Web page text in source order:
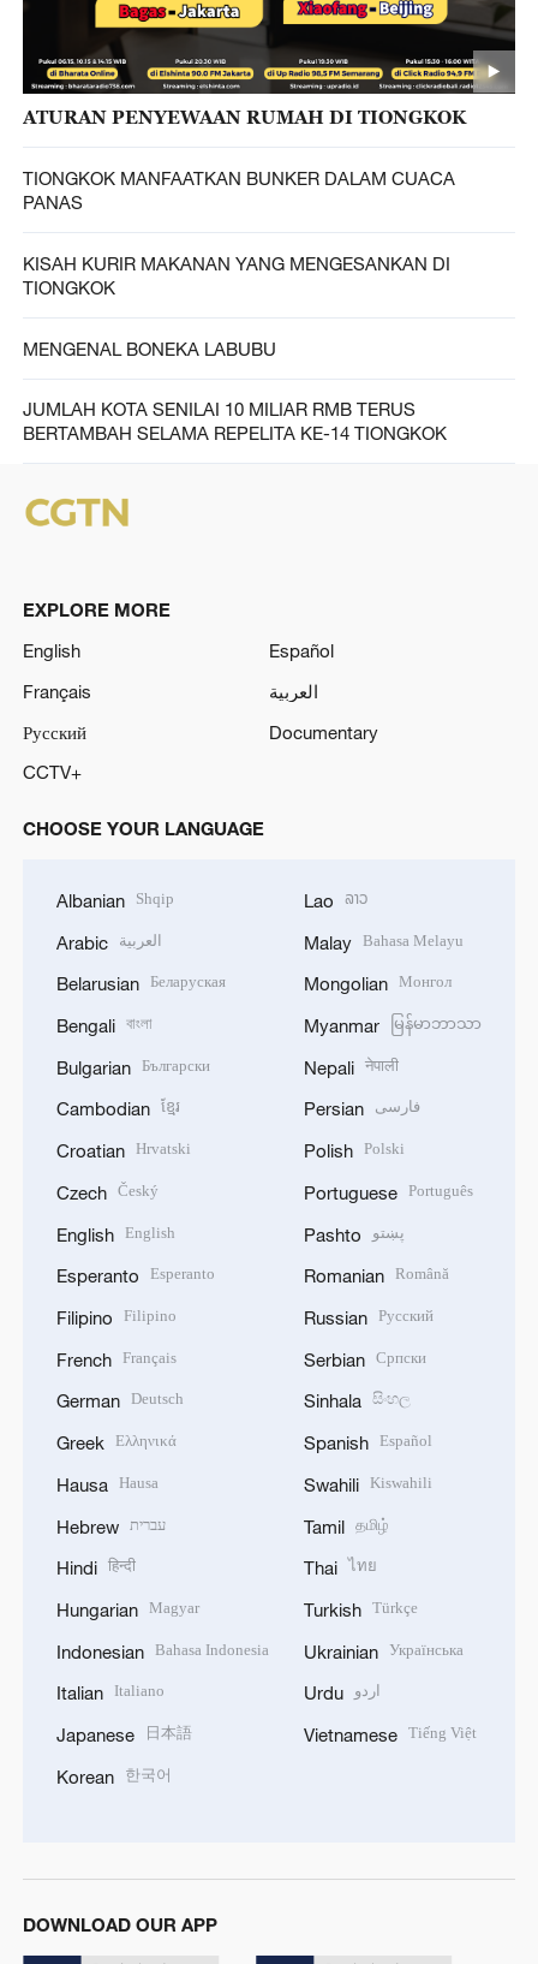
ATURAN PENYEWAAN RUMAH DI TIONGKOK
TIONGKOK MANFAATKAN BUNKER DALAM CUACA
PANAS
KISAH KURIR MAKANAN YANG MENGESANKAN DI
TIONGKOK
MENGENAL BONEKA LABUBU
JUMLAH KOTA SENILAI 10 MILIAR RMB TERUS
BERTAMBAH SELAMA REPELITA KE-14 TIONGKOK
EXPLORE MORE
English
Español
Français
العربية
Русский
Documentary
CCTV+
CHOOSE YOUR LANGUAGE
Albanian Shqip
Arabic العربية
Belarusian Беларуская
Bengali বাংলা
Bulgarian Български
Cambodian ខ្មែរ
Croatian Hrvatski
Czech Český
English English
Esperanto Esperanto
Filipino Filipino
French Français
German Deutsch
Greek Ελληνικά
Hausa Hausa
Hebrew עברית
Hindi हिन्दी
Hungarian Magyar
Indonesian Bahasa Indonesia
Italian Italiano
Japanese 日本語
Korean 한국어
Lao ລາວ
Malay Bahasa Melayu
Mongolian Монгол
Myanmar မြန်မာဘာသာ
Nepali नेपाली
Persian فارسی
Polish Polski
Portuguese Português
Pashto پښتو
Romanian Română
Russian Русский
Serbian Српски
Sinhala සිංහල
Spanish Español
Swahili Kiswahili
Tamil தமிழ்
Thai ไทย
Turkish Türkçe
Ukrainian Українська
Urdu اردو
Vietnamese Tiếng Việt
DOWNLOAD OUR APP